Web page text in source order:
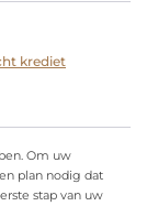
krediet
Om uw
plan nodig dat
stap van uw